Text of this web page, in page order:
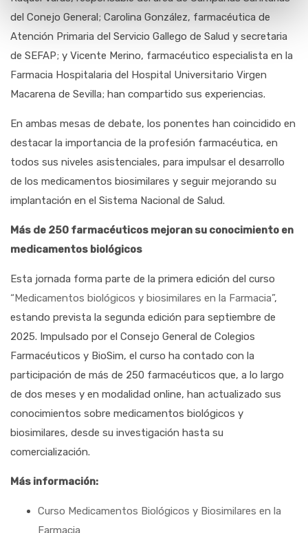
del Conejo General; Carolina González, farmacéutica de
Atención Primaria del Servicio Gallego de Salud y secretaria
de SEFAP; y Vicente Merino, farmacéutico especialista en la
Farmacia Hospitalaria del Hospital Universitario Virgen
Macarena de Sevilla; han compartido sus experiencias.
En ambas mesas de debate, los ponentes han coincidido en
destacar la importancia de la profesión farmacéutica, en
todos sus niveles asistenciales, para impulsar el desarrollo
de los medicamentos biosimilares y seguir mejorando su
implantación en el Sistema Nacional de Salud.
Más de 250 farmacéuticos mejoran su conocimiento en
medicamentos biológicos
Esta jornada forma parte de la primera edición del curso
“Medicamentos biológicos y biosimilares en la Farmacia”,
estando prevista la segunda edición para septiembre de
2025. Impulsado por el Consejo General de Colegios
Farmacéuticos y BioSim, el curso ha contado con la
participación de más de 250 farmacéuticos que, a lo largo
de dos meses y en modalidad online, han actualizado sus
conocimientos sobre medicamentos biológicos y
biosimilares, desde su investigación hasta su
comercialización.
Más información:
Curso Medicamentos Biológicos y Biosimilares en la
Farmacia